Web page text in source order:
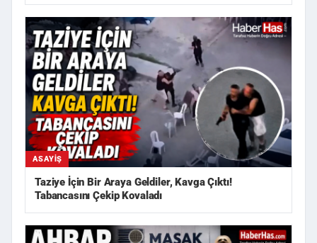
ASAYIŞ
Taziye İçin Bir Araya Geldiler, Kavga Çıktı!
Tabancasını Çekip Kovaladı